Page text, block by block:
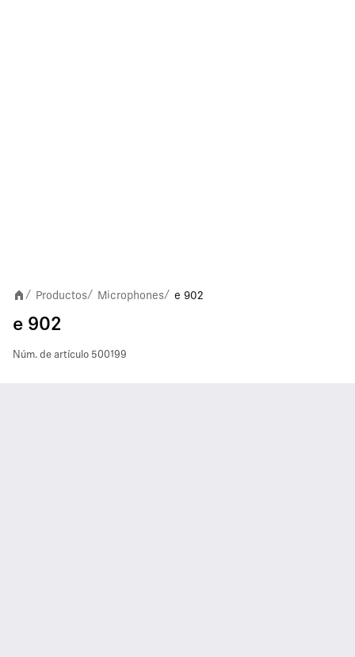
/ Productos/ Microphones/ e 902
e 902
Núm. de artículo 500199